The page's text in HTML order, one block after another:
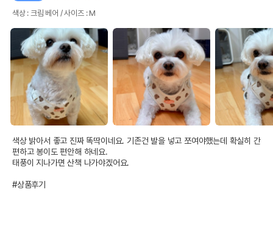
색상 : 크림 베어 / 사이즈 : M
색상 밝아서 좋고 진짜 똑딱이네요. 기존건 발을 넣고 쪼여야했는데 확실히 간
편하고 봉이도 편안해 하네요.
태풍이 지나가면 산책 나가야겠어요.
#상품후기